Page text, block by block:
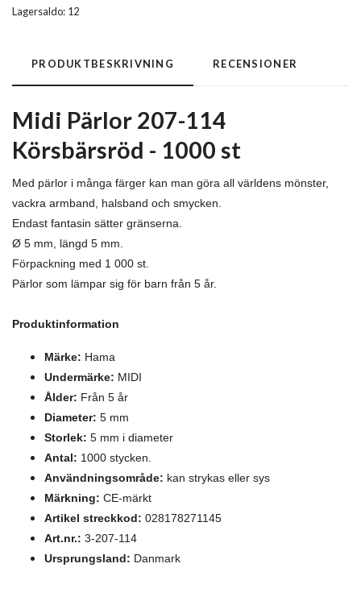
Lagersaldo: 12
PRODUKTBESKRIVNING RECENSIONER
Midi Pärlor 207-114
Körsbärsröd - 1000 st
Med pärlor i många färger kan man göra all världens mönster,
vackra armband, halsband och smycken.
Endast fantasin sätter gränserna.
Ø 5 mm, längd 5 mm.
Förpackning med 1 000 st.
Pärlor som lämpar sig för barn från 5 år.
Produktinformation
Märke: Hama
Undermärke: MIDI
Ålder: Från 5 år
Diameter: 5 mm
Storlek: 5 mm i diameter
Antal: 1000 stycken.
Användningsområde: kan strykas eller sys
Märkning: CE-märkt
Artikel streckkod: 028178271145
Art.nr.: 3-207-114
Ursprungsland: Danmark